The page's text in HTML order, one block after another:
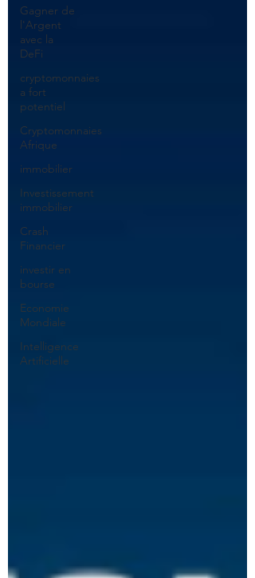
Gagner de
l'Argent
avec la
DeFi
cryptomonnaies
a fort
potentiel
Cryptomonnaies
Afrique
immobilier
Investissement
immobilier
Crash
Financier
investir en
bourse
Economie
Mondiale
Intelligence
Artificielle